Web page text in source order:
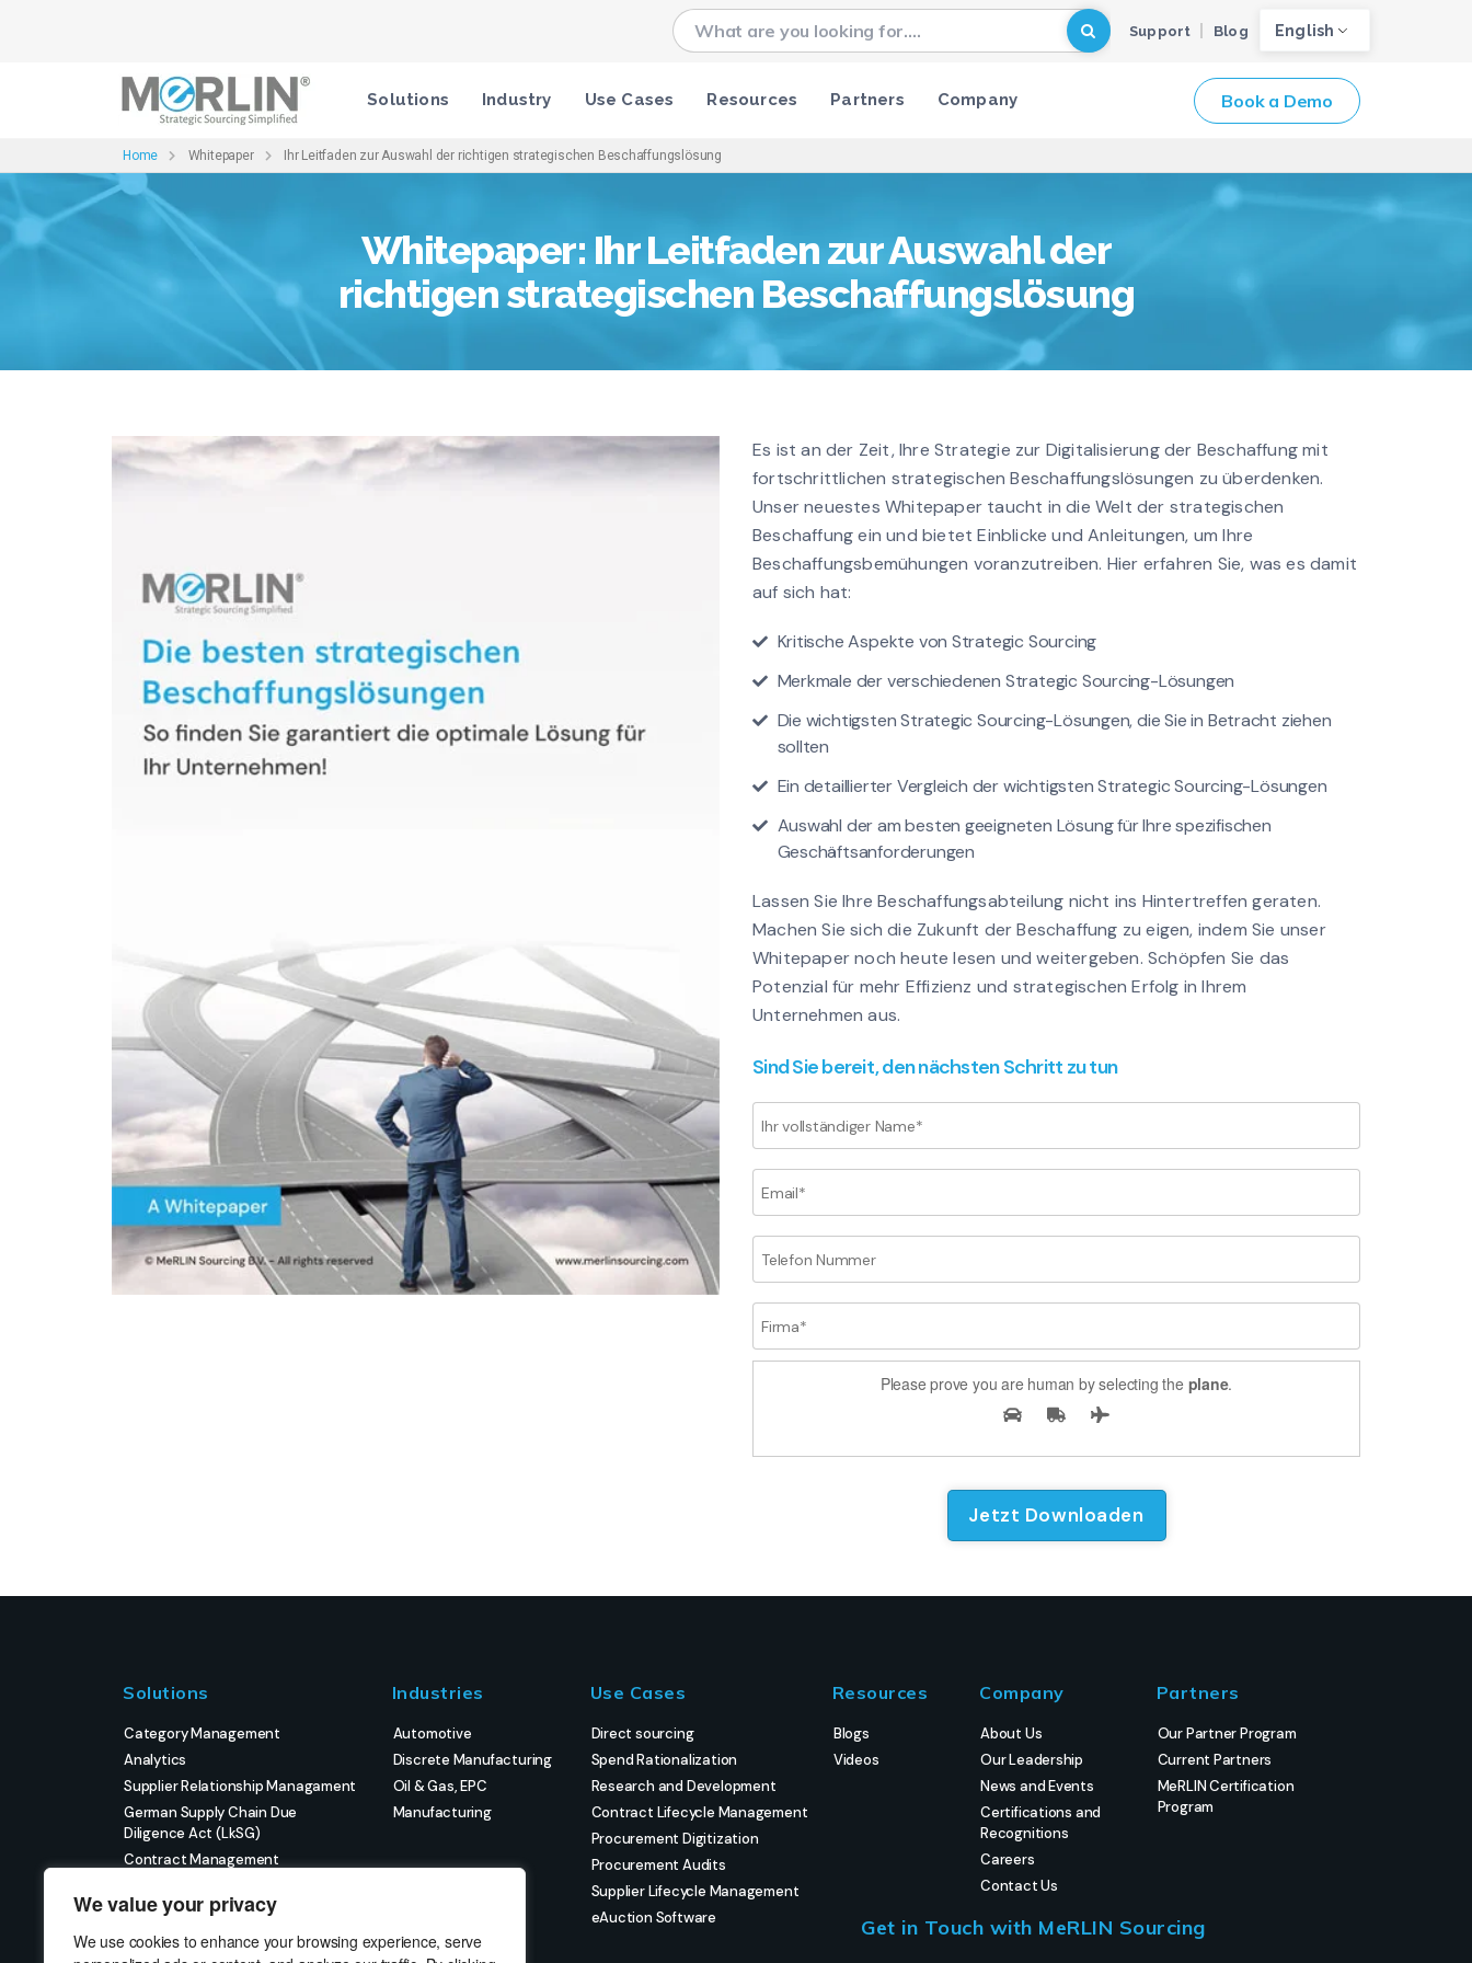
We value your privacy
We use cookies to enhance your browsing experience, serve
Support Blog English
Solutions Industry Use Cases Resources Partners Company Book a Demo
Home Whitepaper Ihr Leitfaden zur Auswahl der richtigen strategischen Beschaffungslösung
Whitepaper: Ihr Leitfaden zur Auswahl der
richtigen strategischen Beschaffungslösung
Es ist an der Zeit, Ihre Strategie zur Digitalisierung der Beschaffung mit
fortschrittlichen strategischen Beschaffungslösungen zu überdenken.
Unser neuestes Whitepaper taucht in die Welt der strategischen
Beschaffung ein und bietet Einblicke und Anleitungen, um Ihre
Beschaffungsbemühungen voranzutreiben. Hier erfahren Sie, was es damit
auf sich hat:
Kritische Aspekte von Strategic Sourcing
Merkmale der verschiedenen Strategic Sourcing-Lösungen
Die wichtigsten Strategic Sourcing-Lösungen, die Sie in Betracht ziehen
sollten
Ein detaillierter Vergleich der wichtigsten Strategic Sourcing-Lösungen
Auswahl der am besten geeigneten Lösung für Ihre spezifischen
Geschäftsanforderungen
Lassen Sie Ihre Beschaffungsabteilung nicht ins Hintertreffen geraten.
Machen Sie sich die Zukunft der Beschaffung zu eigen, indem Sie unser
Whitepaper noch heute lesen und weitergeben. Schöpfen Sie das
Potenzial für mehr Effizienz und strategischen Erfolg in Ihrem
Unternehmen aus.
Sind Sie bereit, den nächsten Schritt zu tun
Please prove you are human by selecting the plane.
Solutions
Category Management
Analytics
Supplier Relationship Managament
German Supply Chain Due
Diligence Act (LkSG)
Contract Management
Strategic Sourcing
Strategic Project Management
Industries
Automotive
Discrete Manufacturing
Oil & Gas, EPC
Manufacturing
Use Cases
Direct sourcing
Spend Rationalization
Research and Development
Contract Lifecycle Management
Procurement Digitization
Procurement Audits
Supplier Lifecycle Management
eAuction Software
Resources
Blogs
Videos
Company
About Us
Our Leadership
News and Events
Certifications and
Recognitions
Careers
Contact Us
Partners
Our Partner Program
Current Partners
MeRLIN Certification
Program
Get in Touch with MeRLIN Sourcing